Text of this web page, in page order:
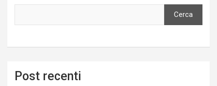
Cerca
Post recenti